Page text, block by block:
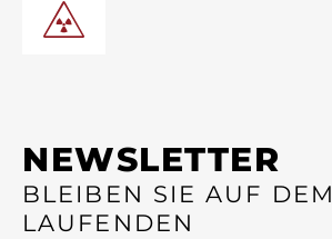
NEWSLETTER
BLEIBEN SIE AUF DEM
LAUFENDEN